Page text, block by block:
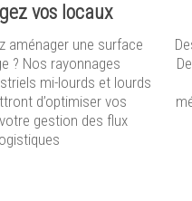
vos locaux
aménager une surface
? Nos rayonnages
mi-lourds et lourds
d’optimiser vos
gestion des flux